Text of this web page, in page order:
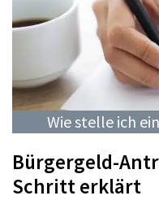
Wie stelle ich
Bürgergeld-
Schritt erklärt